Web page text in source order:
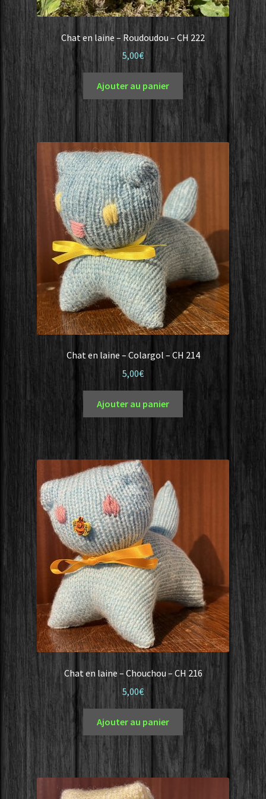
Chat en laine – Roudoudou – CH 222
5,00€
Ajouter au panier
Chat en laine – Colargol – CH 214
5,00€
Ajouter au panier
Chat en laine – Chouchou – CH 216
5,00€
Ajouter au panier